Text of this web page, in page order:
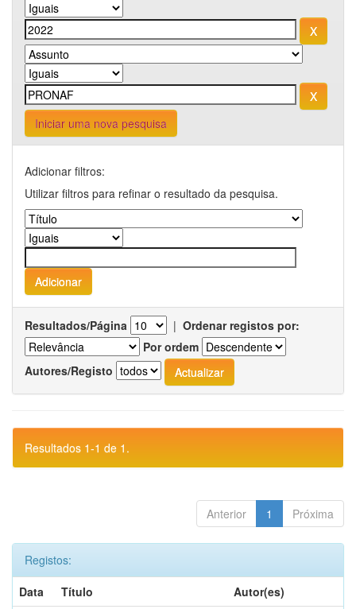
Iniciar uma nova pesquisa
Adicionar filtros:
Utilizar filtros para refinar o resultado da pesquisa.
Resultados/Página | Ordenar registos por:
Por ordem
Autores/Registo
Resultados 1-1 de 1.
Anterior 1 Próxima
Registos:
Data
Título
Autor(es)